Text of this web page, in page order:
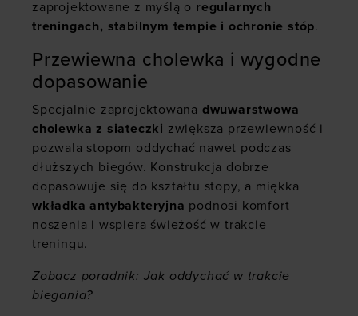
zaprojektowane z myślą o regularnych
treningach, stabilnym tempie i ochronie stóp.
Przewiewna cholewka i wygodne
dopasowanie
Specjalnie zaprojektowana dwuwarstwowa
cholewka z siateczki zwiększa przewiewność i
pozwala stopom oddychać nawet podczas
dłuższych biegów. Konstrukcja dobrze
dopasowuje się do kształtu stopy, a miękka
wkładka antybakteryjna podnosi komfort
noszenia i wspiera świeżość w trakcie
treningu.
Zobacz poradnik: Jak oddychać w trakcie
biegania?